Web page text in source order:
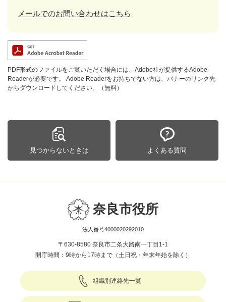
メールでのお問い合わせはこちら
PDF形式のファイルをご覧いただく場合には、Adobe社が提供するAdobe
Readerが必要です。
Adobe Readerをお持ちでない方は、バナーのリンク先
からダウンロードしてください。（無料）
見つからないときは よくある質問
奈良市役所
法人番号4000020292010
〒630-8580 奈良市二条大路南一丁目1-1
開庁時間：9時から17時まで（土日祝・年末年始を除く）
組織別連絡先一覧